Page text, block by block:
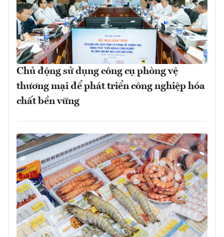
Chủ động sử dụng công cụ phòng vệ
thương mại để phát triển công nghiệp hóa
chất bền vững